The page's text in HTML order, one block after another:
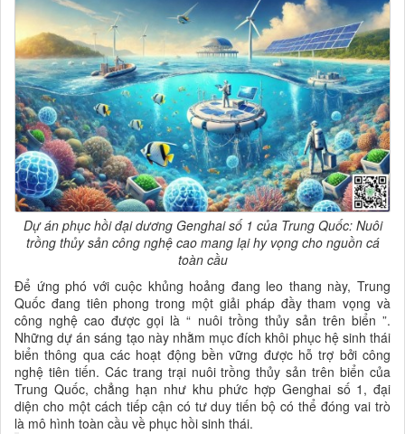
Dự án phục hồi đại dương Genghai số 1 của Trung Quốc: Nuôi
trồng thủy sản công nghệ cao mang lại hy vọng cho nguồn cá
toàn cầu
Để ứng phó với cuộc khủng hoảng đang leo thang này, Trung
Quốc đang tiên phong trong một giải pháp đầy tham vọng và
công nghệ cao được gọi là “ nuôi trồng thủy sản trên biển ”.
Những dự án sáng tạo này nhằm mục đích khôi phục hệ sinh thái
biển thông qua các hoạt động bền vững được hỗ trợ bởi công
nghệ tiên tiến. Các trang trại nuôi trồng thủy sản trên biển của
Trung Quốc, chẳng hạn như khu phức hợp Genghai số 1, đại
diện cho một cách tiếp cận có tư duy tiến bộ có thể đóng vai trò
là mô hình toàn cầu về phục hồi sinh thái.